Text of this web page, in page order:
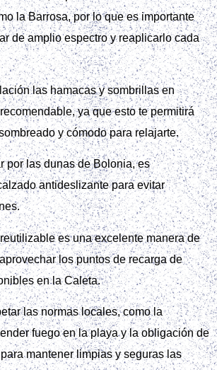
la Barrosa, por lo que es importante
de amplio espectro y reaplicarlo cada
las hamacas y sombrillas en
ya que esto te permitirá
y cómodo para relajarte.
por las dunas de Bolonia, es
antideslizante para evitar
es una excelente manera de
los puntos de recarga de
en la Caleta.
las normas locales, como la
fuego en la playa y la obligación de
mantener limpias y seguras las